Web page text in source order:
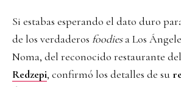
Si estabas esperando el dato duro
de los verdaderos foodiesa Los
Noma, del reconocido restaurante
Redzepi, confirmó los detalles de su